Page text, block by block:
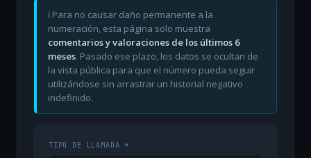
ℹ️ Para no causar daño permanente a la
numeración, esta página solo muestra
comentarios y valoraciones de los últimos 6
meses. Pasado ese plazo, los datos se ocultan de
la vista pública para que el número pueda seguir
utilizándose sin arrastrar un historial negativo
indefinido.
TIPO DE LLAMADA *